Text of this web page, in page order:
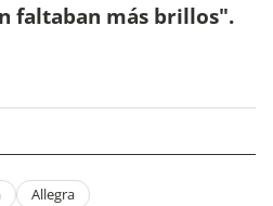
faltaban más brillos".
Allegra